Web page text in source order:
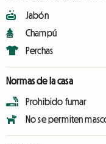
Jabón
Champú
Perchas
Normas de la casa
Prohibido fumar
No se permiten